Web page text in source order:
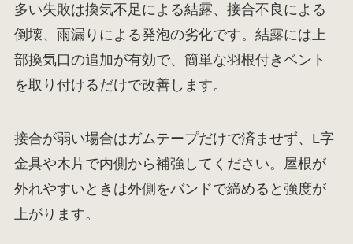
多い失敗は換気不足による結露、接合不良による
倒壊、雨漏りによる発泡の劣化です。結露には上
部換気口の追加が有効で、簡単な羽根付きベント
を取り付けるだけで改善します。
接合が弱い場合はガムテープだけで済ませず、L字
金具や木片で内側から補強してください。屋根が
外れやすいときは外側をバンドで締めると強度が
上がります。